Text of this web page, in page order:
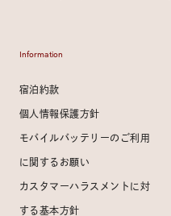
Information
宿泊約款
個人情報保護方針
モバイルバッテリーのご利用
に関するお願い
カスタマーハラスメントに対
する基本方針